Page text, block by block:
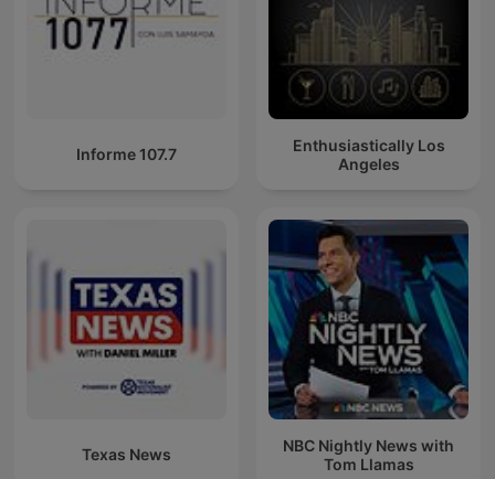
Informe 107.7
Enthusiastically Los
Angeles
Texas News
NBC Nightly News with
Tom Llamas